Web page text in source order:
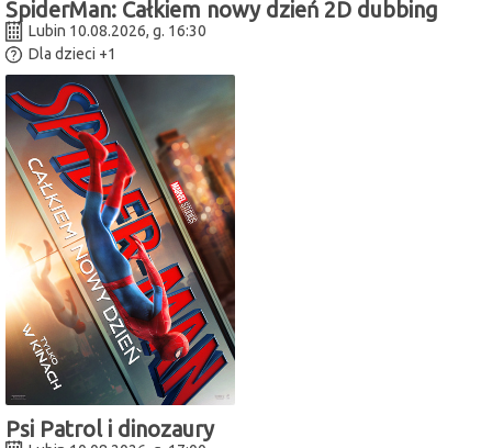
SpiderMan: Całkiem nowy dzień 2D dubbing
Lubin 10.08.2026, g. 16:30
Dla dzieci +1
Psi Patrol i dinozaury